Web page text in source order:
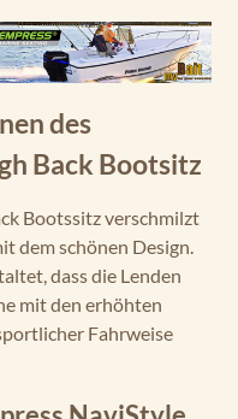
des
Back Bootsitz
Bootssitz verschmilzt
dem schönen Design.
dass die Lenden
mit den erhöhten
Fahrweise